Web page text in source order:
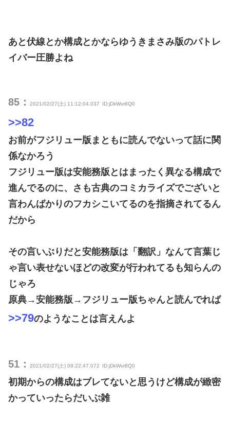
あと伏線とか構成とかならゆうきまさみ版のパトレ
イバー圧勝よね
85： 2021/02/27(土) 11:12:04.037 ID:jDkWvr8Q0
>>82
お前がフジリュー版まともに読んでないって話に関
係なかろう
フジリュー版は安能務版とはまったく異なる構成で
進んでるのに、さも古典のコミカライズでございと
言わんばかりのフカシこいてるのを指摘されてるん
だから
その言いぶりだと安能務版は「翻訳」なんて言葉じ
ゃ言い表せないほどの改変が行われてるも知らんの
じゃろ
原典→安能務版→フジリュー版ちゃんと読んでれば
>>79のようなことは言えんよ
51： 2021/02/27(土) 09:22:47.072 ID:jDkWvr8Q0
初期からの構成はブレてないと思うけど構成が緻密
かっていったらだいぶ雑